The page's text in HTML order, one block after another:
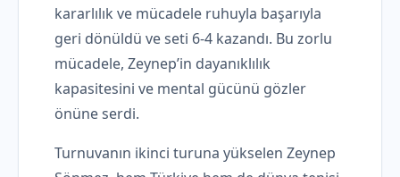
kararlılık ve mücadele ruhuyla başarıyla
geri dönüldü ve seti 6-4 kazandı. Bu zorlu
mücadele, Zeynep’in dayanıklılık
kapasitesini ve mental gücünü gözler
önüne serdi.
Turnuvanın ikinci turuna yükselen Zeynep